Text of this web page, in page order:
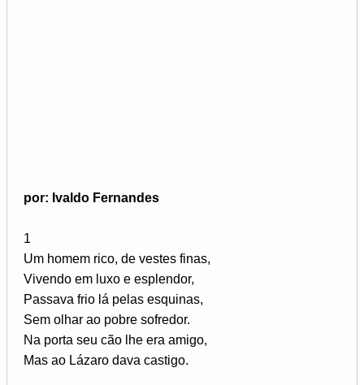
por: Ivaldo Fernandes
1
Um homem rico, de vestes finas,
Vivendo em luxo e esplendor,
Passava frio lá pelas esquinas,
Sem olhar ao pobre sofredor.
Na porta seu cão lhe era amigo,
Mas ao Lázaro dava castigo.